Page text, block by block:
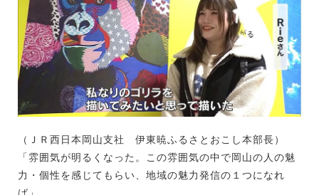
（ＪＲ西日本岡山支社 伊東暁ふるさとおこし本部長）
「雰囲気が明るくなった。この雰囲気の中で岡山の人の魅
力・個性を感じてもらい、地域の魅力発信の１つになれ